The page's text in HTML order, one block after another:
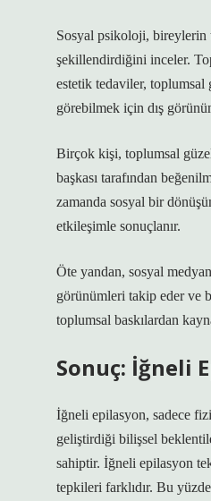
Sosyal psikoloji, bireylerin
şekillendirdiğini inceler.
estetik tedaviler, toplumsal
görebilmek için dış
Birçok kişi, toplumsal
başkası tarafından
zamanda sosyal bir
etkileşimle sonuçlanır.
Öte yandan, sosyal
görünümleri takip eder ve
toplumsal baskılardan
Sonuç: İğneli
İğneli epilasyon, sadece
geliştirdiği bilişsel
sahiptir. İğneli epilasyon
tepkileri farklıdır. Bu